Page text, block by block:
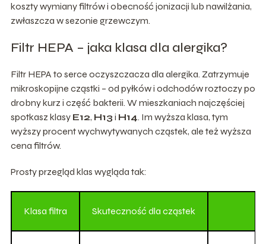
koszty wymiany filtrów i obecność jonizacji lub nawilżania,
zwłaszcza w sezonie grzewczym.
Filtr HEPA – jaka klasa dla alergika?
Filtr HEPA to serce oczyszczacza dla alergika. Zatrzymuje
mikroskopijne cząstki – od pyłków i odchodów roztoczy po
drobny kurz i część bakterii. W mieszkaniach najczęściej
spotkasz klasy E12, H13 i H14. Im wyższa klasa, tym
wyższy procent wychwytywanych cząstek, ale też wyższa
cena filtrów.
Prosty przegląd klas wygląda tak:
Klasa filtra Skuteczność dla cząstek